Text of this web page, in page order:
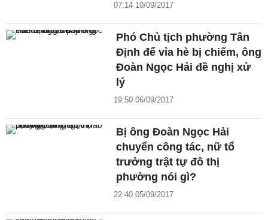
07:14 10/09/2017
Phó Chủ tịch phường Tân
Định để vỉa hè bị chiếm, ông
Đoàn Ngọc Hải đề nghị xử
lý
19:50 06/09/2017
Bị ông Đoàn Ngọc Hải
chuyển công tác, nữ tổ
trưởng trật tự đô thị
phường nói gì?
22:40 05/09/2017